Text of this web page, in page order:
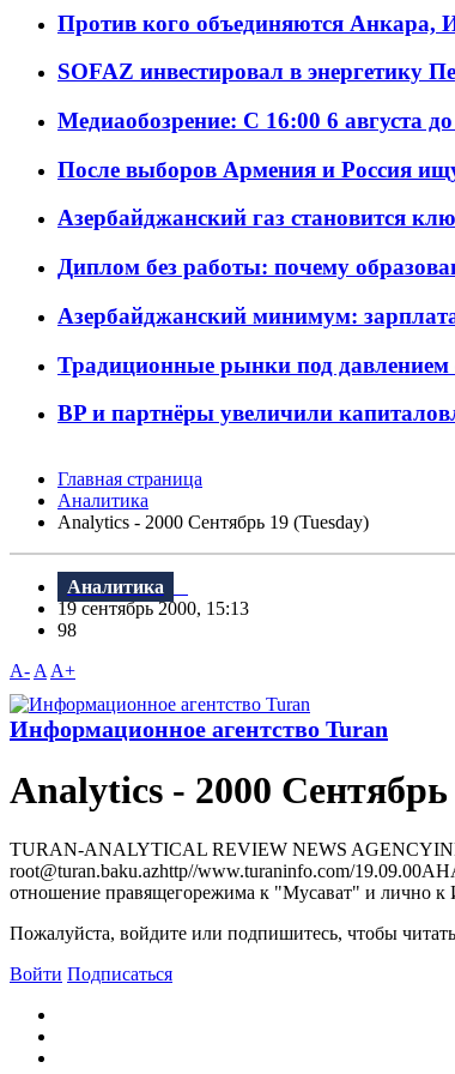
Против кого объединяются Анкара,
SOFAZ инвестировал в энергетику
Медиаобозрение: С 16:00 6 августа
После выборов Армения и Россия
Азербайджанский газ становится
Диплом без работы: почему
Азербайджанский минимум:
Традиционные рынки под давлением
BP и партнёры увеличили
Главная страница
Аналитика
Analytics - 2000 Сентябрь 19 (Tuesday)
Аналитика
19 сентябрь 2000, 15:13
98
A- A A+
Информационное агентство Turan
Analytics - 2000 Сентябрь
TURAN-ANALYTICAL REVIEW NEWS
root@turan.baku.azhttр//www.turaninfo.com/
отношение правящегорежима к "Мусават" и лично к
Пожалуйста, войдите или подпишитесь, чтобы
Войти Подписаться